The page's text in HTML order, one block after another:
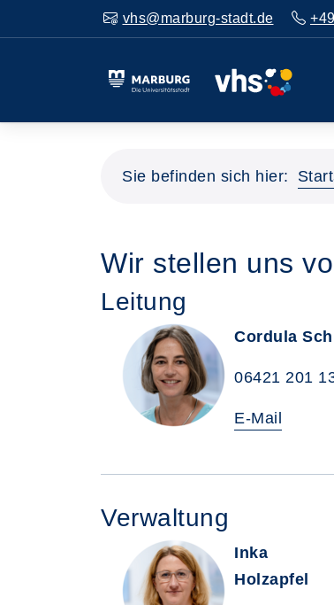
vhs@marburg-stadt.de
Sie befinden sich hier:
Wir stellen uns
Leitung
Cordula
06421 201
E-Mail
Verwaltung
Inka
Holzapfel